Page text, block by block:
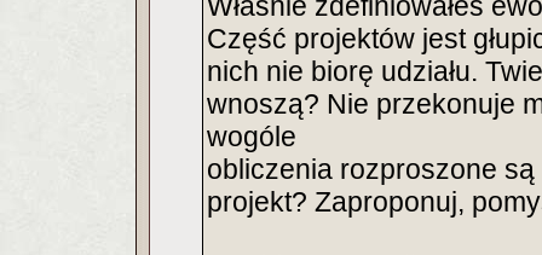
Część projektów jest
nich nie biorę udziału.
wnoszą? Nie przekonuje
wogóle
obliczenia rozproszone
projekt? Zaproponuj,